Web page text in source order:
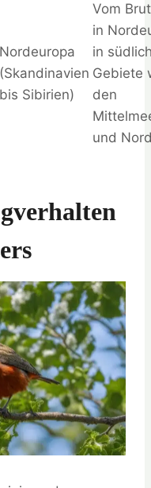
Nordeuropa
(Skandinavien
bis Sibirien)
Vom
in
in
Gebiete
den
und